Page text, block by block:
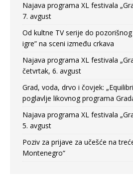
Najava programa XL festivala
7. avgust
Od kultne TV serije do pozorišnog
igre” na sceni između crkava
Najava programa XL festivala
četvrtak, 6. avgust
Grad, voda, drvo i čovjek:
poglavlje likovnog programa
Najava programa XL festivala
5. avgust
Poziv za prijave za učešće na
Montenegro“